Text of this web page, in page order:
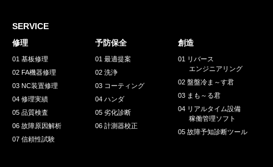
採用情報
GREEN CHALLENGE
環境への取り組み
お問い合わせ 発送先
SERVICE
修理
01 基板修理
02 FA機器修理
03 NC装置修理
04 修理実績
05 品質検査
06 故障原因解析
07 信頼性試験
予防保全
01 最適提案
02 洗浄
03 コーティング
04 ハンダ
05 劣化診断
06 計測器校正
創造
01 リバース
エンジニアリング
02 盤盤冷ま～す君
03 まも～る君
04 リアルタイム設備
稼働管理ソフト
05 故障予知診断ツール